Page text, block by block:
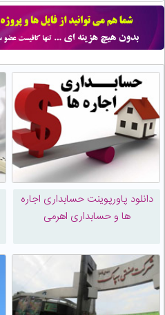
دانلود پاورپوینت حسابداری اجاره
ها و حسابداری اهرمی